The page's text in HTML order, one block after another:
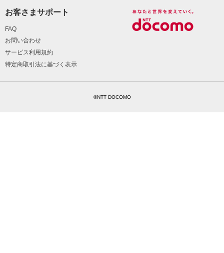
お客さまサポート
FAQ
お問い合わせ
サービス利用規約
特定商取引法に基づく表示
©NTT DOCOMO